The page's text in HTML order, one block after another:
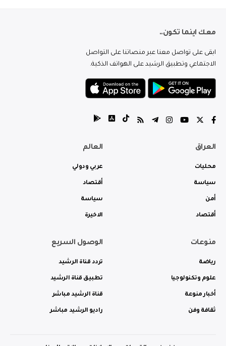
معك اينما تكون..
ابقى على تواصل معنا عبر منصاتنا على التواصل
الاجتماعي وتطبيق الرشيد على الهواتف الذكية.
العراق
محليات
سياسة
أمن
أقتصاد
العالم
عربي ودولي
أقتصاد
سياسة
الاخيرة
منوعات
رياضة
علوم وتكنولوجيا
أخبار منوعة
ثقافة وفن
الوصول السريع
تردد قناة الرشيد
تطبيق قناة الرشيد
قناة الرشيد مباشر
راديو الرشيد مباشر